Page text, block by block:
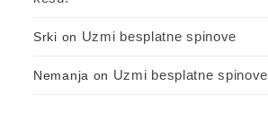
Srki on Uzmi besplatne spinove
Nemanja on Uzmi besplatne spinove